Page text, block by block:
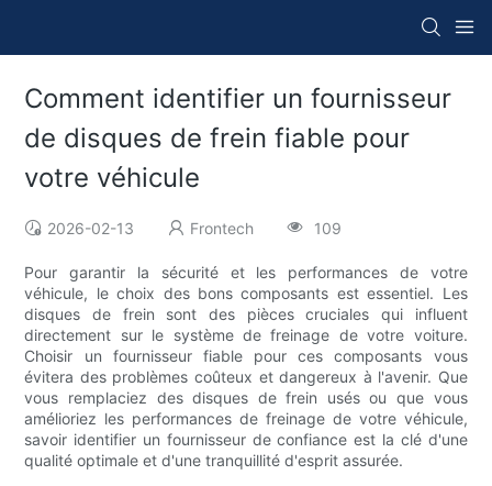
Comment identifier un fournisseur
de disques de frein fiable pour
votre véhicule
2026-02-13 Frontech 109
Pour garantir la sécurité et les performances de votre
véhicule, le choix des bons composants est essentiel. Les
disques de frein sont des pièces cruciales qui influent
directement sur le système de freinage de votre voiture.
Choisir un fournisseur fiable pour ces composants vous
évitera des problèmes coûteux et dangereux à l'avenir. Que
vous remplaciez des disques de frein usés ou que vous
amélioriez les performances de freinage de votre véhicule,
savoir identifier un fournisseur de confiance est la clé d'une
qualité optimale et d'une tranquillité d'esprit assurée.